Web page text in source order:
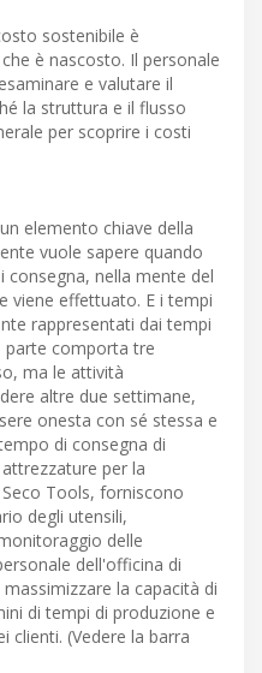
sostenibile è
è nascosto. Il personale
e valutare il
la struttura e il flusso
per scoprire i costi
elemento chiave della
vuole sapere quando
consegna, nella mente del
viene effettuato. E i tempi
rappresentati dai tempi
parte comporta tre
ma le attività
altre due settimane,
onesta con sé stessa e
di consegna di
per la
Tools, forniscono
degli utensili,
delle
dell'officina di
la capacità di
di tempi di produzione e
clienti. (Vedere la barra